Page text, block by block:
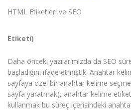
HTML Etiketleri ve SEO
Etiketi)
Daha önceki yazılarımızda da SEO
başladığını ifade etmiştik. Anahtar
sayfaya özel bir anahtar kelime
sayfa yaratmak), anahtar kelime
kullanmak bu süreç içerisindeki